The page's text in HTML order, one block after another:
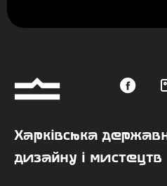
Харківська
дизайну і мистецтв